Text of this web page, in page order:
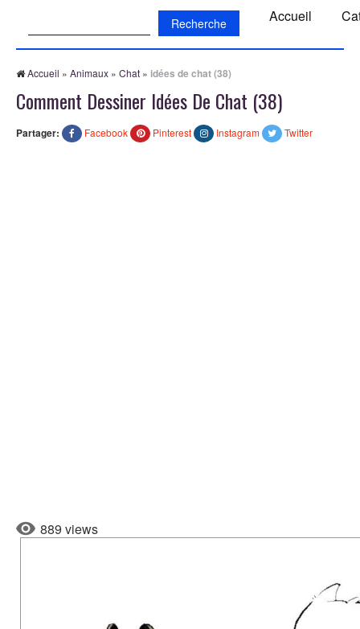
Accueil
Accueil » Animaux » Chat » idées de chat (38)
Comment Dessiner Idées De Chat (38)
Partager: Facebook Pinterest Instagram Twitter
889 views